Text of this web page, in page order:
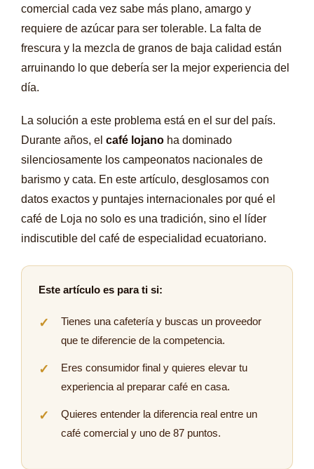
MI CUENTA
SÉ NUESTRO DISTRIBUIDOR
comercial cada vez sabe más plano, amargo y
requiere de azúcar para ser tolerable. La falta de
frescura y la mezcla de granos de baja calidad están
arruinando lo que debería ser la mejor experiencia del
día.
La solución a este problema está en el sur del país.
Durante años, el café lojano ha dominado
silenciosamente los campeonatos nacionales de
barismo y cata. En este artículo, desglosamos con
datos exactos y puntajes internacionales por qué el
café de Loja no solo es una tradición, sino el líder
indiscutible del café de especialidad ecuatoriano.
Este artículo es para ti si:
Tienes una cafetería y buscas un proveedor
que te diferencie de la competencia.
Eres consumidor final y quieres elevar tu
experiencia al preparar café en casa.
Quieres entender la diferencia real entre un
café comercial y uno de 87 puntos.